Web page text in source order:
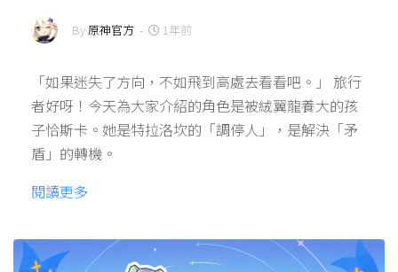
By原神官方 - 1年前
「如果迷失了方向，不如飛到高處去看看吧。」 旅行
者好呀！今天為大家介紹的角色是被絨翼龍養大的孩
子恰斯卡。她是特拉洛坎的「調停人」，是解決「矛
盾」的轉機。
閱讀更多